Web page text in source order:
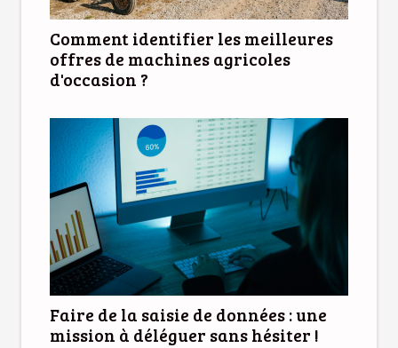
Comment identifier les meilleures
offres de machines agricoles
d'occasion ?
Faire de la saisie de données : une
mission à déléguer sans hésiter !